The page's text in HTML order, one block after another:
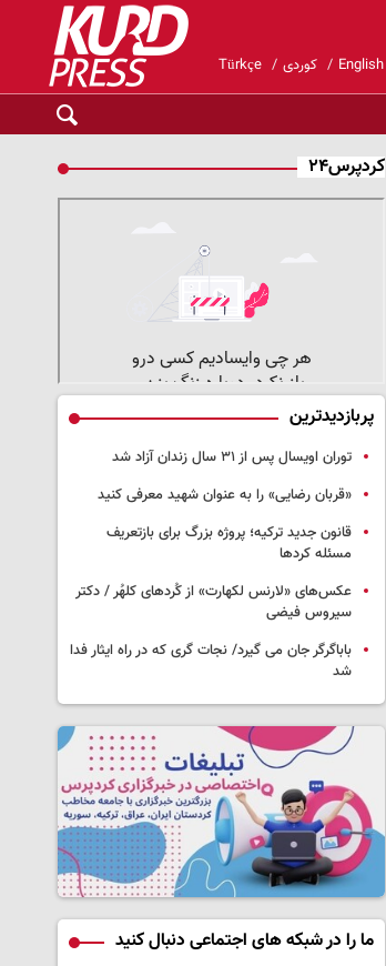
English کوردی Türkçe
کردپرس۲۴
پربازدیدترین
توران اویسال پس از ۳۱ سال زندان آزاد شد
«قربان رضایی» را به عنوان شهید معرفی کنید
قانون جدید ترکیه؛ پروژه بزرگ‌ برای بازتعریف
مسئله کردها
عکس‌های «لارنس لکهارت» از کُردهای کلهُر / دکتر
سیروس فیضی
باباگرگر جان می گیرد/ نجات گری که در راه ایثار فدا
شد
ما را در شبکه های اجتماعی دنبال کنید